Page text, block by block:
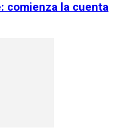
comienza la cuenta